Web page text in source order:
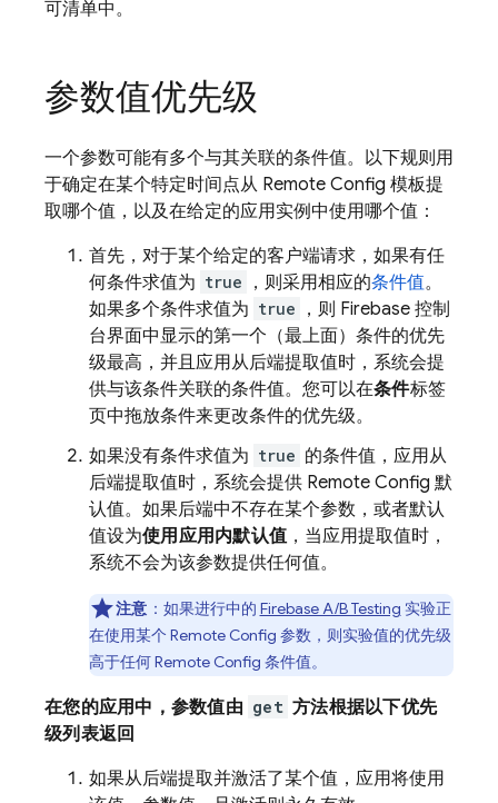
可清单中。
参数值优先级
一个参数可能有多个与其关联的条件值。以下规则用
于确定在某个特定时间点从 Remote Config 模板提
取哪个值，以及在给定的应用实例中使用哪个值：
首先，对于某个给定的客户端请求，如果有任
何条件求值为 true ，则采用相应的条件值。
如果多个条件求值为 true ，则 Firebase 控制
台界面中显示的第一个（最上面）条件的优先
级最高，并且应用从后端提取值时，系统会提
供与该条件关联的条件值。您可以在条件标签
页中拖放条件来更改条件的优先级。
如果没有条件求值为 true 的条件值，应用从
后端提取值时，系统会提供 Remote Config 默
认值。如果后端中不存在某个参数，或者默认
值设为使用应用内默认值，当应用提取值时，
系统不会为该参数提供任何值。
注意 ：如果进行中的 Firebase A/B Testing 实验正
在使用某个 Remote Config 参数，则实验值的优先级
高于任何Remote Config 条件值。
在您的应用中，参数值由 get 方法根据以下优先
级列表返回
如果从后端提取并激活了某个值，应用将使用